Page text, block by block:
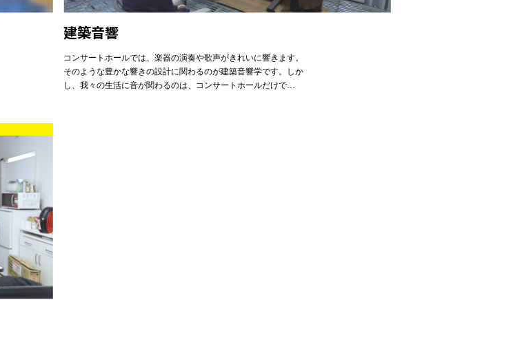
建築音響
コンサートホールでは、楽器の演奏や歌声がきれいに響きます。
そのような豊かな響きの設計に関わるのが建築音響学です。しか
し、我々の生活に音が関わるのは、コンサートホールだけで…